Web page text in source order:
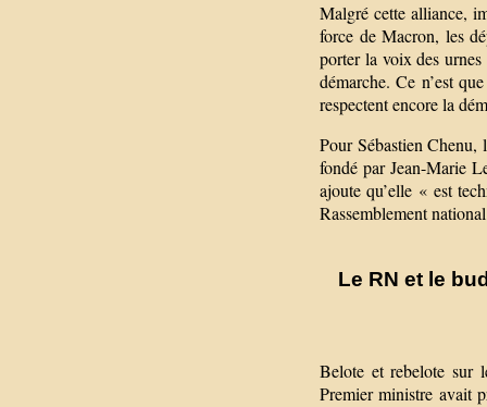
Malgré cette alliance,
force de Macron, les
porter la voix des
démarche. Ce n’est
respectent encore la
Pour Sébastien Chenu,
fondé par Jean-Marie
ajoute qu’elle « est
Rassemblement
Le RN et le
Belote et rebelote sur
Premier ministre avait